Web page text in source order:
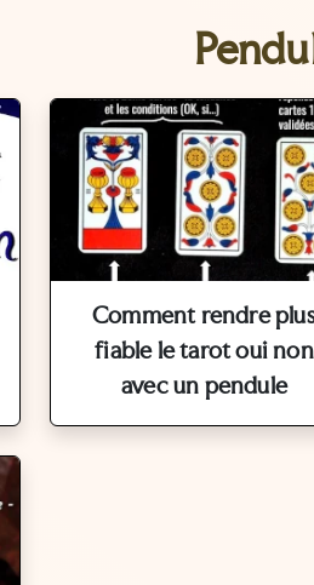
Comment rendre
fiable le tarot oui non
avec un pendule